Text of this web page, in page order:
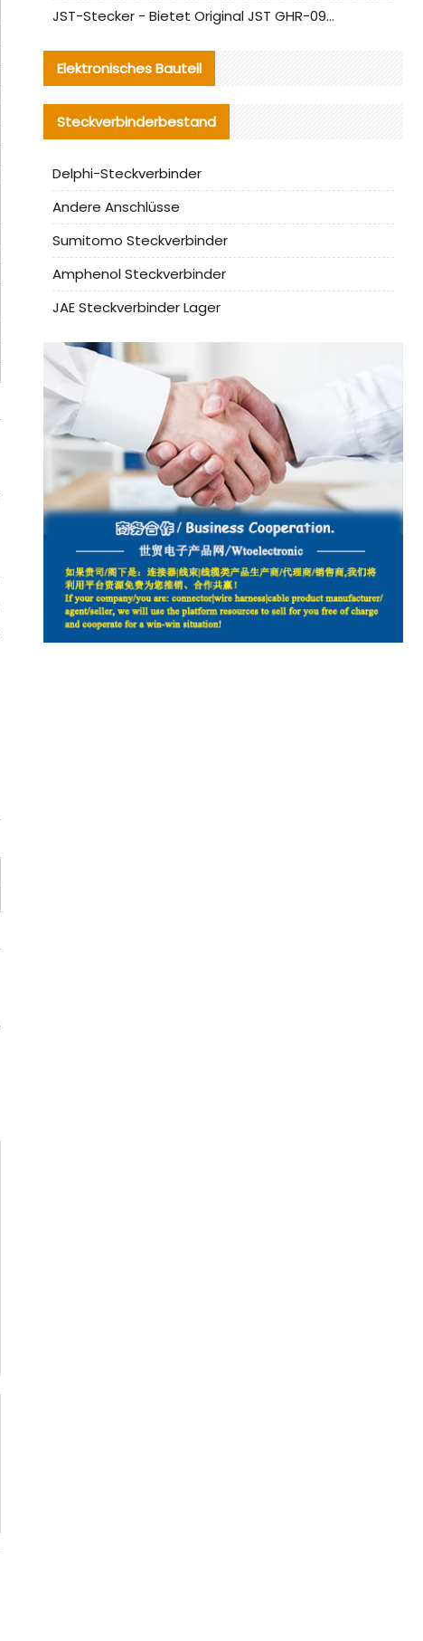
JST-Stecker - Bietet Original JST GHR-09V-S Stecker und Ersatzteile an
Elektronisches Bauteil
Steckverbinderbestand
Delphi-Steckverbinder
Andere Anschlüsse
Sumitomo Steckverbinder
Amphenol Steckverbinder
JAE Steckverbinder Lager